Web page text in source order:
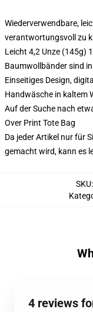
Wiederverwendbare,
verantwortungsvoll zu
Leicht 4,2 Unze (145g)
Baumwollbänder sind
Einseitiges Design,
Handwäsche in kaltem
Auf der Suche nach
Over Print Tote Bag
Da jeder Artikel nur für
gemacht wird, kann es
SKU:
4 reviews